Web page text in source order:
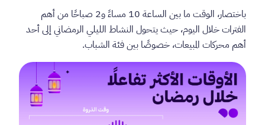
باختصار، الوقت ما بين الساعة 10 مساءً و2 صباحًا من أهم
الفترات خلال اليوم، حيث يتحول النشاط الليلي الرمضاني إلى أحد
أهم محركات المبيعات، خصوصًا بين فئة الشباب.